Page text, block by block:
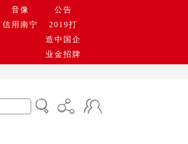
音像
公告
信用南宁
2019打
造中国企
业金招牌